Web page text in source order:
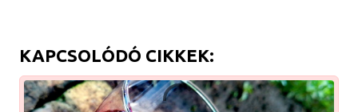
KAPCSOLÓDÓ CIKKEK: